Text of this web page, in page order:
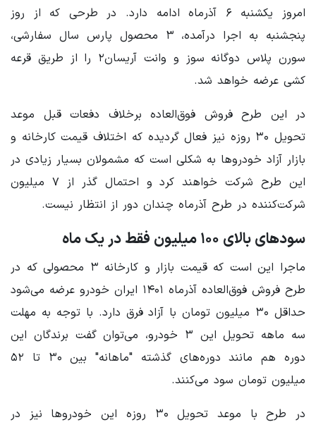
امروز یکشنبه ۶ آذرماه ادامه دارد. در طرحی که از روز
پنجشنبه به اجرا درآمده، ۳ محصول پارس سال سفارشی،
سورن پلاس دوگانه سوز و وانت آریسان۲ را از طریق قرعه
کشی عرضه خواهد شد.
در این طرح فروش فوق‌العاده برخلاف دفعات قبل موعد
تحویل ۳۰ روزه نیز فعال گردیده که اختلاف قیمت کارخانه و
بازار آزاد خودروها به شکلی است که مشمولان بسیار زیادی در
این طرح شرکت خواهند کرد و احتمال گذر از ۷ میلیون
شرکت‌کننده در طرح آذرماه چندان دور از انتظار نیست.
سودهای بالای ۱۰۰ میلیون فقط در یک ماه
ماجرا این است که قیمت بازار و کارخانه ۳ محصولی که در
طرح فروش فوق‌العاده آذرماه ۱۴۰۱ ایران خودرو عرضه می‌شود
حداقل ۳۰ میلیون تومان با آزاد فرق دارد. با توجه به مهلت
سه ماهه تحویل این ۳ خودرو، می‌توان گفت برندگان این
دوره هم مانند دوره‌های گذشته "ماهانه" بین ۳۰ تا ۵۲
میلیون تومان سود می‌کنند.
در طرح با موعد تحویل ۳۰ روزه این خودروها نیز در